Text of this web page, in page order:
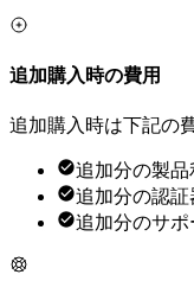
追加購入時の費用
追加購入時は下記の
追加分の製品
追加分の認証
追加分のサポ